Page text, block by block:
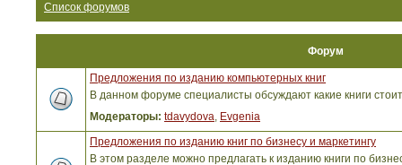
Список форумов
Форум
Предложения по изданию компьютерных книг
В данном форуме специалисты обсуждают какие книги
Модераторы: tdavydova, Evgenia
Предложения по изданию книг по бизнесу и маркетингу
В этом разделе можно предлагать к изданию книги по